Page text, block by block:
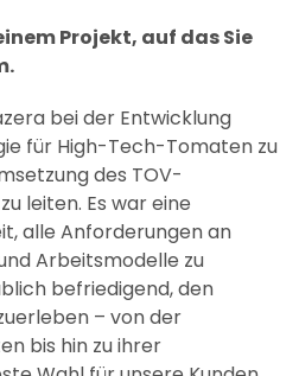
Projekt, auf das Sie
bei der Entwicklung
für High-Tech-Tomaten zu
des TOV-
leiten. Es war eine
alle Anforderungen an
Arbeitsmodelle zu
befriedigend, den
– von der
bis hin zu ihrer